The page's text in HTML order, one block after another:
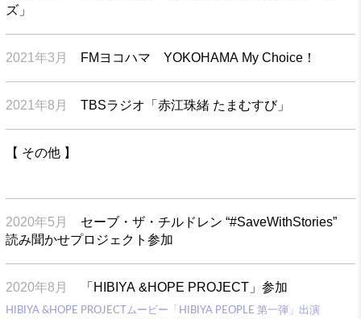
ズ」
2021年3月 FMヨコハマ YOKOHAMA My Choice！
2021年8月 TBSラジオ「赤江珠緒 たまむすび」
【 その他 】
2020年5月
セーブ・ザ・チルドレン “#SaveWithStories”
読み聞かせプロジェクト参加
2020年8月 「HIBIYA &HOPE PROJECT」参加
HIBIYA &HOPE PROJECTムービー「HIBIYA PEOPLE 第一弾」出演